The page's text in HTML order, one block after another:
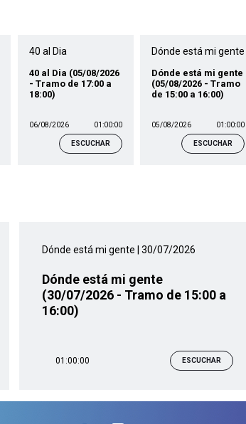
40 al Dia
40 al Dia (05/08/2026
- Tramo de 17:00 a
18:00)
06/08/2026 01:00:00
ESCUCHAR
Dónde está mi gente
Dónde está mi gente
(05/08/2026 - Tramo
de 15:00 a 16:00)
05/08/2026 01:00:00
ESCUCHAR
Dónde está mi gente | 30/07/2026
Dónde está mi gente
(30/07/2026 - Tramo de 15:00 a
16:00)
01:00:00 ESCUCHAR